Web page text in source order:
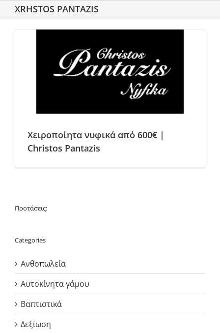
XRHSTOS PANTAZIS
Χειροποίητα νυφικά από 600€ |
Christos Pantazis
Προτάσεις:
Categories
Ανθοπωλεία
Αυτοκίνητα γάμου
Βαπτιστικά
Δεξίωση